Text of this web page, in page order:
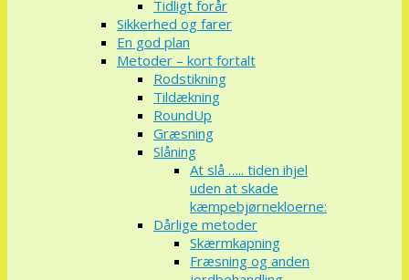
Tidligt forår
Sikkerhed og farer
En god plan
Metoder – kort fortalt
Rodstikning
Tildækning
RoundUp
Græsning
Slåning
At slå ….. tiden ihjel
uden at skade
kæmpebjørnekloerne:
Dårlige metoder
Skærmkapning
Fræsning og anden